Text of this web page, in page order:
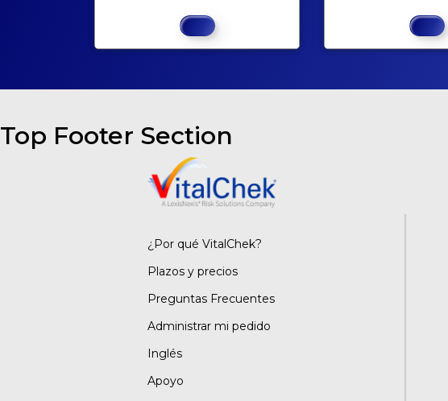
Top Footer Section
¿Por qué VitalChek?
Plazos y precios
Preguntas Frecuentes
Administrar mi pedido
Inglés
Apoyo